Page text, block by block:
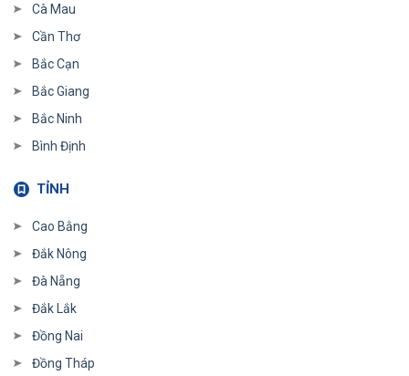
Cà Mau
Cần Thơ
Bắc Cạn
Bắc Giang
Bắc Ninh
Bình Định
TỈNH
Cao Bằng
Đắk Nông
Đà Nẵng
Đắk Lắk
Đồng Nai
Đồng Tháp